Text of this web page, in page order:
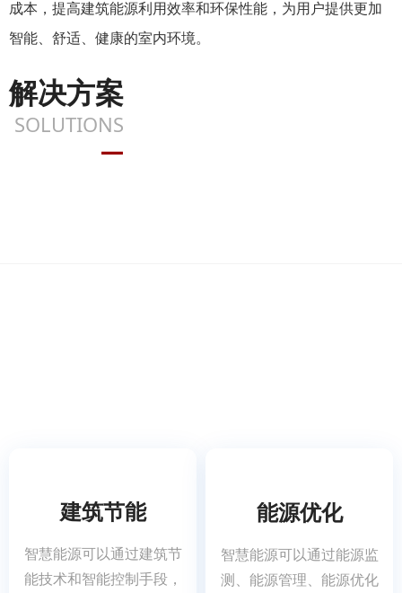
解决方案
SOLUTIONS
—
成本，提高建筑能源利用效率和环保性能，为用户提供更加
智能、舒适、健康的室内环境。
建筑节能
智慧能源可以通过建筑节
能技术和智能控制手段，
能源优化
智慧能源可以通过能源监
测、能源管理、能源优化